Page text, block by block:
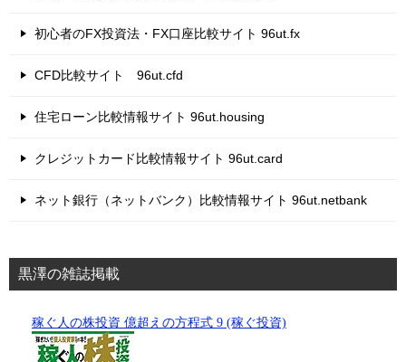
初心者のFX投資法・FX口座比較サイト 96ut.fx
CFD比較サイト 96ut.cfd
住宅ローン比較情報サイト 96ut.housing
クレジットカード比較情報サイト 96ut.card
ネット銀行（ネットバンク）比較情報サイト 96ut.netbank
黒澤の雑誌掲載
稼ぐ人の株投資 億超えの方程式 9 (稼ぐ投資)